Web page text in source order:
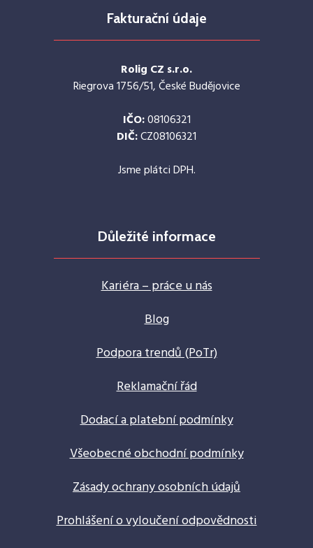
Fakturační údaje
Rolig CZ s.r.o.
Riegrova 1756/51, České Budějovice
IČO:08106321
DIČ:CZ08106321
Jsme plátci DPH.
Důležité informace
Kariéra – práce u nás
Blog
Podpora trendů (PoTr)
Reklamační řád
Dodací a platební podmínky
Všeobecné obchodní podmínky
Zásady ochrany osobních údajů
Prohlášení o vyloučení odpovědnosti